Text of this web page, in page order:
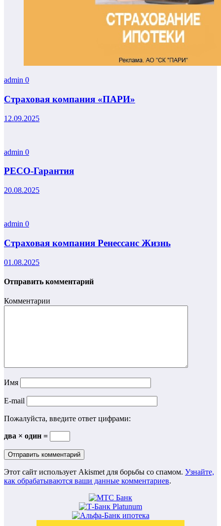
admin 0
Страховая компания «ПАРИ»
12.09.2025
admin 0
РЕСО-Гарантия
20.08.2025
admin 0
Страховая компания Ренессанс Жизнь
01.08.2025
Отправить комментарий
Комментарии
Имя
E-mail
Пожалуйста, введите ответ цифрами:
два × один =
Этот сайт использует Akismet для борьбы со спамом. Узнайте,
как обрабатываются ваши данные комментариев.